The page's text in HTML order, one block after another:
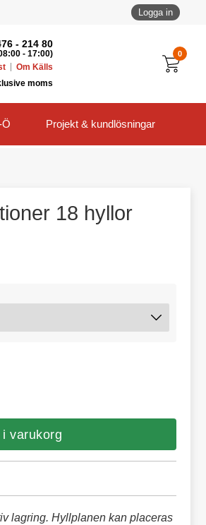
Logga in
0
- 214 80
- 17:00)
Om Källs
moms
Ö Projekt & kundlösningar
18 hyllor
i varukorg
lagring. Hyllplanen kan placeras